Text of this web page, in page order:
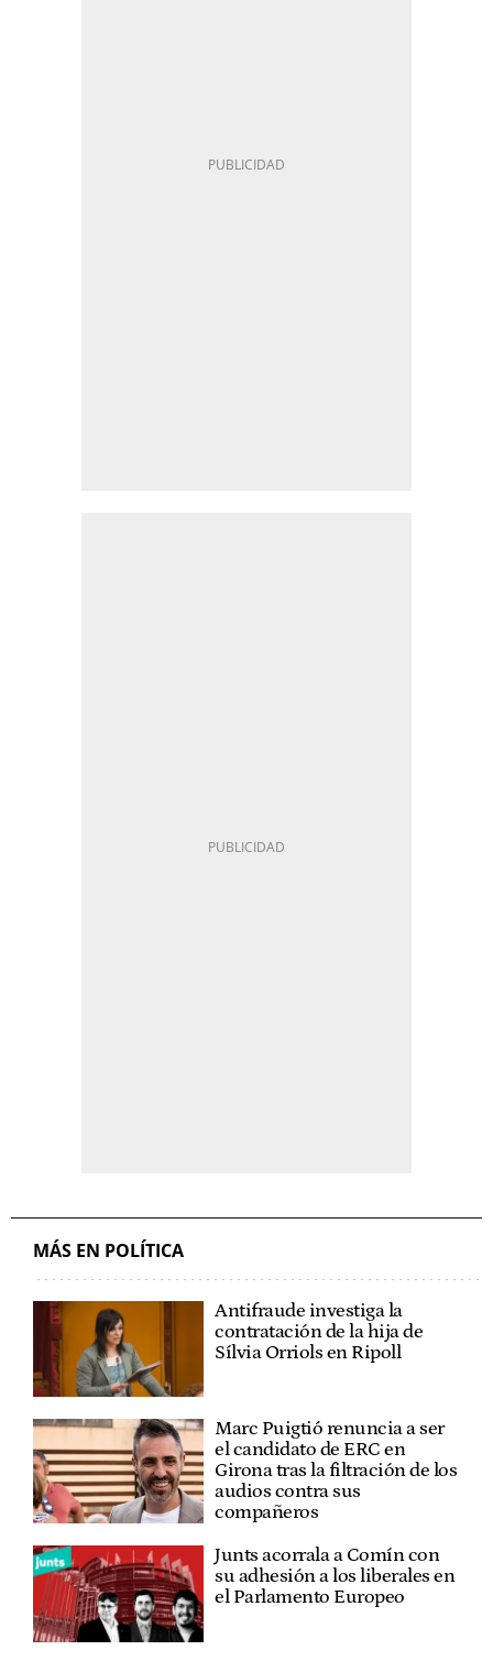
MÁS EN POLÍTICA
Antifraude investiga la
contratación de la hija de
Sílvia Orriols en Ripoll
Marc Puigtió renuncia a ser
el candidato de ERC en
Girona tras la filtración de los
audios contra sus
compañeros
Junts acorrala a Comín con
su adhesión a los liberales en
el Parlamento Europeo